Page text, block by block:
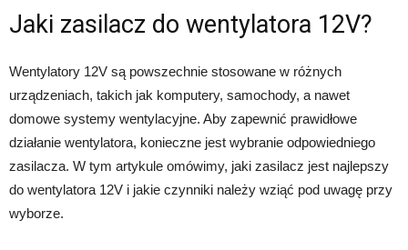
Jaki zasilacz do wentylatora 12V?
Wentylatory 12V są powszechnie stosowane w różnych
urządzeniach, takich jak komputery, samochody, a nawet
domowe systemy wentylacyjne. Aby zapewnić prawidłowe
działanie wentylatora, konieczne jest wybranie odpowiedniego
zasilacza. W tym artykule omówimy, jaki zasilacz jest najlepszy
do wentylatora 12V i jakie czynniki należy wziąć pod uwagę przy
wyborze.